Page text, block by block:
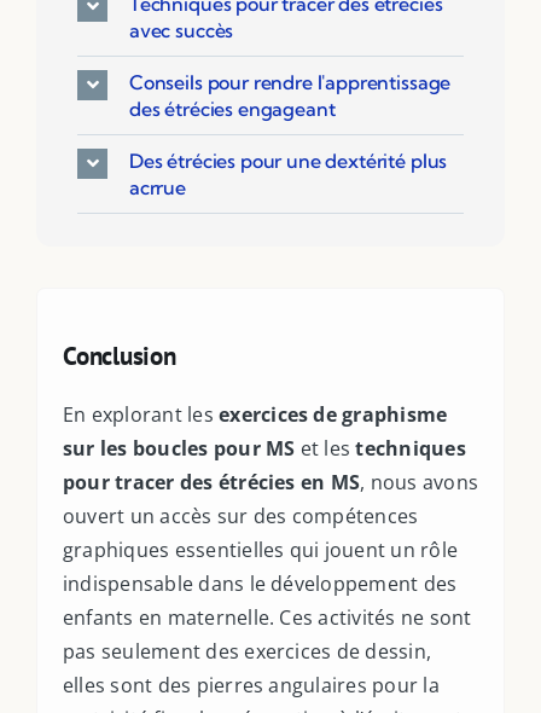
avec succès
Conseils pour rendre l'apprentissage
des étrécies engageant
Des étrécies pour une dextérité plus
acrrue
Conclusion
En explorant lesexercices de graphisme
sur les boucles pour MS et lestechniques
pour tracer des étrécies en MS, nous avons
ouvert un accès sur des compétences
graphiques essentielles qui jouent un rôle
indispensable dans le développement des
enfants en maternelle. Ces activités ne sont
pas seulement des exercices de dessin,
elles sont des pierres angulaires pour la
Podcasts
Ressources PDF
Niveaux Scolaires
Matières
Taxonomies
Articles de Blog